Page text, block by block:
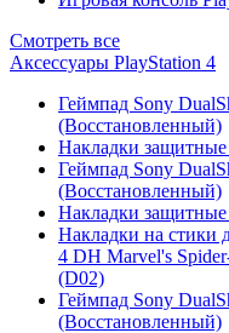
Смотреть все
Аксессуары PlayStation 4
Геймпад Sony
(Восстановленный)
Накладки
Геймпад Sony
(Восстановленный)
Накладки
Накладки на стики
4 DH Marvel's
(D02)
Геймпад Sony
(Восстановленный)